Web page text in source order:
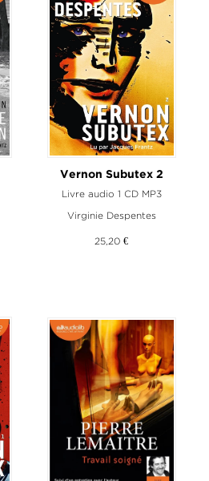
Vernon Subutex 2
Livre audio 1 CD MP3
Virginie Despentes
25,20 €